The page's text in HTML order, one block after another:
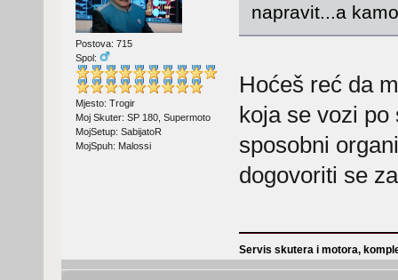
Postova: 715
Spol:
Mjesto: Trogir
Moj Skuter: SP 180, Supermoto
MojSetup: SabijatoR
MojSpuh: Malossi
napravit...a
Hoćeš reć da
koja se vozi
sposobni
dogovoriti se
Servis skutera i motora,